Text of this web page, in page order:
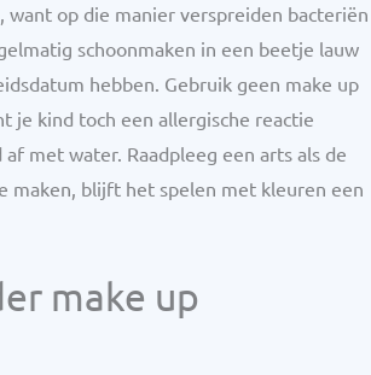
op die manier verspreiden bacteriën
schoonmaken in een beetje lauw
hebben. Gebruik geen make up
je kind toch een allergische reactie
met water. Raadpleeg een arts als de
maken, blijft het spelen met kleuren een
make up